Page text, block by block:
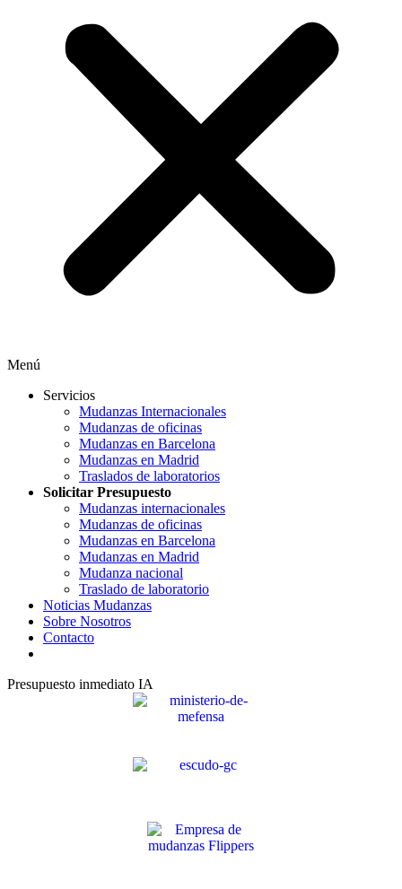
Menú
Servicios
Mudanzas Internacionales
Mudanzas de oficinas
Mudanzas en Barcelona
Mudanzas en Madrid
Traslados de laboratorios
Solicitar Presupuesto
Mudanzas internacionales
Mudanzas de oficinas
Mudanzas en Barcelona
Mudanzas en Madrid
Mudanza nacional
Traslado de laboratorio
Noticias Mudanzas
Sobre Nosotros
Contacto
Presupuesto inmediato IA